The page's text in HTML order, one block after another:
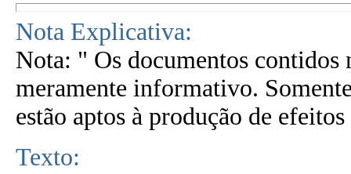
Nota Explicativa:
Nota: " Os documentos contidos
meramente informativo.
estão aptos à produção de
Texto: